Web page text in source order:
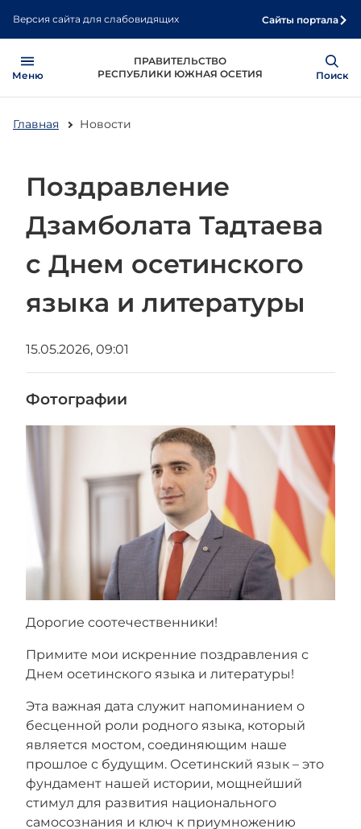
содержанию
Версия сайта для слабовидящих Сайты портала
ПРАВИТЕЛЬСТВО
РЕСПУБЛИКИ ЮЖНАЯ ОСЕТИЯ
Меню
Show
Поиск
Главная Новости
Поздравление
Дзамболата Тадтаева
с Днем осетинского
языка и литературы
15.05.2026, 09:01
Фотографии
Дорогие соотечественники!
Примите мои искренние поздравления с
Днем осетинского языка и литературы!
Эта важная дата служит напоминанием о
бесценной роли родного языка, который
является мостом, соединяющим наше
прошлое с будущим. Осетинский язык – это
фундамент нашей истории, мощнейший
стимул для развития национального
самосознания и ключ к приумножению